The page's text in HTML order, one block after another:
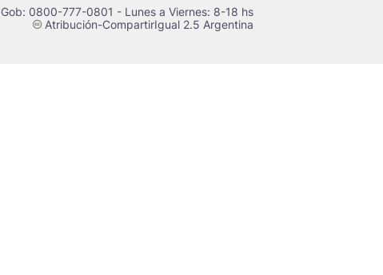
Gob: 0800-777-0801 - Lunes a Viernes: 8-18 hs
cAtribución-CompartirIgual 2.5 Argentina